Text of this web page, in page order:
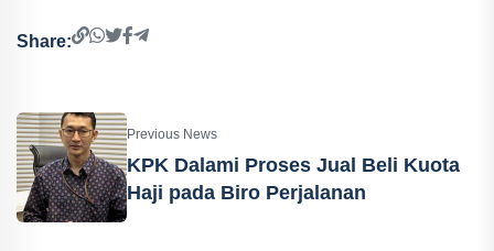
Share:
Previous News
KPK Dalami Proses Jual Beli Kuota
Haji pada Biro Perjalanan